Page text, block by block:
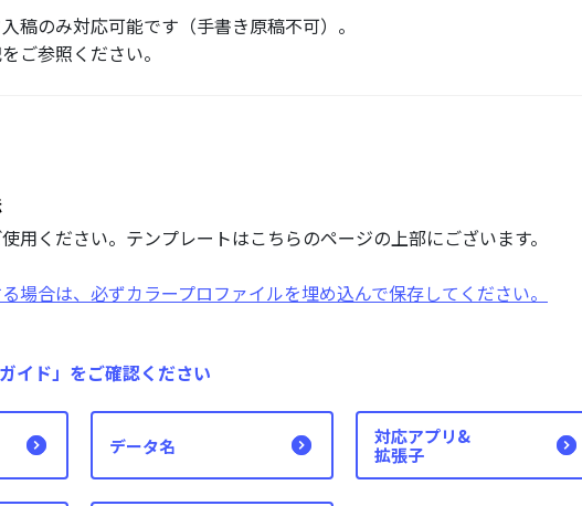
稿のみ対応可能です（手書き原稿不可）。
ご参照ください。
用ください。テンプレートはこちらのページの上部にございます。
場合は、必ずカラープロファイルを埋め込んで保存してください。
イド」をご確認ください
データ名
対応アプリ&
拡張子